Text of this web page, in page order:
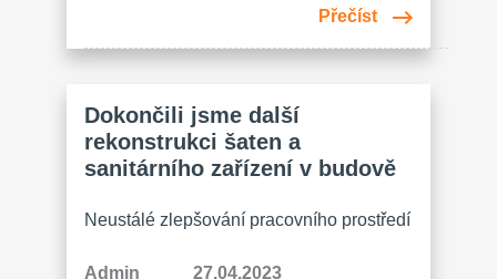
uspořádal Spolek kutnohorských
prostorách Hotelu U Kata, zúčastnilo se…
Přečíst
Dokončili jsme další
rekonstrukci šaten a
sanitárního zařízení v budově
Neustálé zlepšování pracovního prostředí
v investovali do několika rekonstrukcí
Admin 27.04.2023